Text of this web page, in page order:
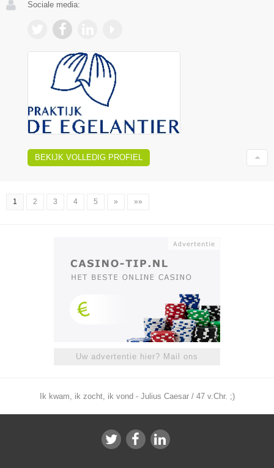
Sociale media:
BEKIJK VOLLEDIG PROFIEL
1 2 3 4 5 » »»
Uw advertentie hier? Mail ons
Ik kwam, ik zocht, ik vond - Julius Caesar / 47 v.Chr. ;)